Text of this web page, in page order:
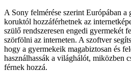
A Sony felmérése szerint Európában a
koruktól hozzáférhetnek az
szülő rendszeresen engedi gyermekét
szörfölni az interneten. A szoftver
hogy a gyermekeik magabiztosan és
használhassák a világhálót, miközben
férnek hozzá.